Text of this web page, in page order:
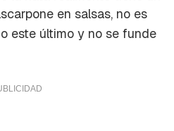
en salsas, no es
este último y no se funde